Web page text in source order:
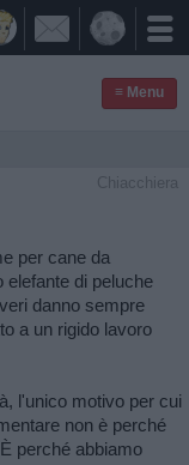

≡ Menu
Chiacchiera
per cane da
di peluche
danno sempre
a un rigido lavoro
l'unico motivo per cui
non è perché
perché abbiamo